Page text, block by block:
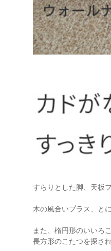
すらりとした脚、天板
木の風合いプラス、と
また、楕円形のいいろ
長方形のこたつを探さ